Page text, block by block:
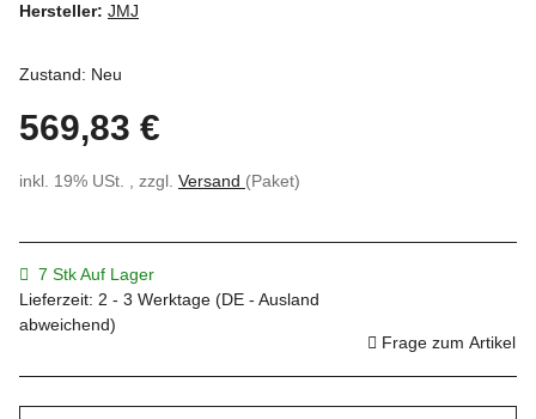
Hersteller: JMJ
Zustand: Neu
569,83 €
inkl. 19% USt. , zzgl. Versand (Paket)
7 Stk Auf Lager
Lieferzeit: 2 - 3 Werktage (DE - Ausland
abweichend)
Frage zum Artikel